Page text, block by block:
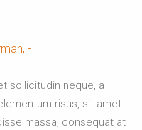
sollicitudin neque, a
risus, sit amet
massa, consequat at